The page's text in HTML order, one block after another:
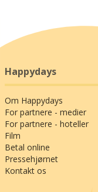
Happydays
Om Happydays
For partnere - medier
For partnere - hoteller
Film
Betal online
Pressehjørnet
Kontakt os